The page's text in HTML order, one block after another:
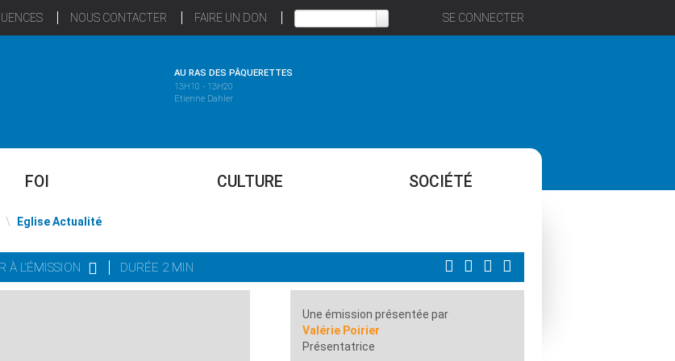
NOUS CONTACTER FAIRE UN DON SE CONNECTER
AU RAS DES PÂQUERETTES
13H10 - 13H20
Etienne Dahler
FOI CULTURE SOCIÉTÉ
\ Eglise Actualité
À L'ÉMISSION DURÉE 2 MIN
Une émission présentée par
Valérie Poirier
Présentatrice